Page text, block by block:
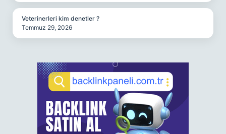
Veterinerleri kim denetler ?
Temmuz 29, 2026